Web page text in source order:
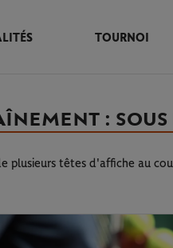
TOURNOI
:
plusieurs têtes d'affiche au